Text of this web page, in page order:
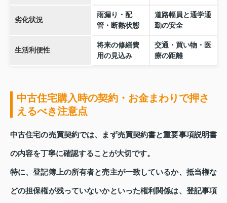
劣化状況
雨漏り・配
管・断熱状態
道路幅員と通学通
勤の安全
生活利便性
将来の修繕費
用の見込み
交通・買い物・医
療の距離
中古住宅購入時の契約・お金まわりで押さ
えるべき注意点
中古住宅の売買契約では、まず売買契約書と重要事項説明書
の内容を丁寧に確認することが大切です。
特に、登記簿上の所有者と売主が一致しているか、抵当権な
どの担保権が残っていないかといった権利関係は、登記事項